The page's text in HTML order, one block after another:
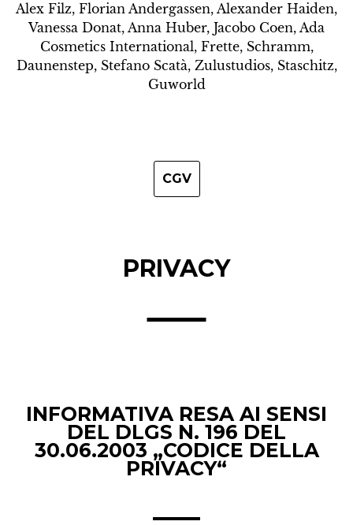
Alex Filz, Florian Andergassen, Alexander Haiden,
Vanessa Donat, Anna Huber, Jacobo Coen, Ada
Cosmetics International, Frette, Schramm,
Daunenstep, Stefano Scatà, Zulustudios, Staschitz,
Guworld
CGV
PRIVACY
INFORMATIVA RESA AI SENSI
DEL DLGS N. 196 DEL
30.06.2003 „CODICE DELLA
PRIVACY“